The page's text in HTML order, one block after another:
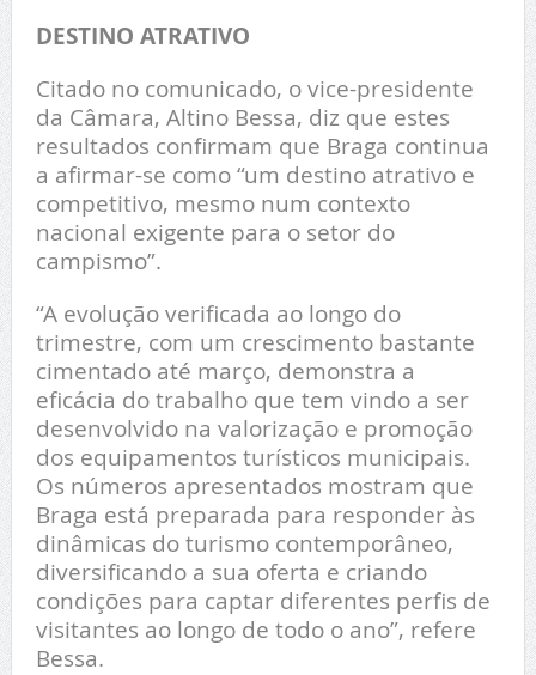
DESTINO ATRATIVO
Citado no comunicado, o vice-presidente
da Câmara, Altino Bessa, diz que estes
resultados confirmam que Braga continua
a afirmar-se como “um destino atrativo e
competitivo, mesmo num contexto
nacional exigente para o setor do
campismo”.
“A evolução verificada ao longo do
trimestre, com um crescimento bastante
cimentado até março, demonstra a
eficácia do trabalho que tem vindo a ser
desenvolvido na valorização e promoção
dos equipamentos turísticos municipais.
Os números apresentados mostram que
Braga está preparada para responder às
dinâmicas do turismo contemporâneo,
diversificando a sua oferta e criando
condições para captar diferentes perfis de
visitantes ao longo de todo o ano”, refere
Bessa.